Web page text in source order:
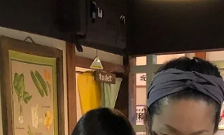
頂いたお客様、コラボして頂いた講師の先生
方、素敵な音色を奏でてくれた演奏者の皆様
はぐくみスクールに参加してくれた子供達、
料理教室に参加してくれた生徒の皆様には改
て感謝とお礼を申し上げます。 今年もよろし
お願い致します。...